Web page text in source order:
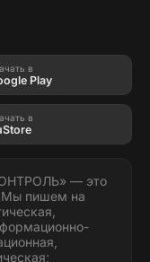
в
Play
в
— это
Мы пишем на